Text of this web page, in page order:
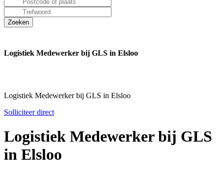
Logistiek Medewerker bij GLS in Elsloo
Logistiek Medewerker bij GLS in Elsloo
Solliciteer direct
Logistiek Medewerker bij GLS
in Elsloo